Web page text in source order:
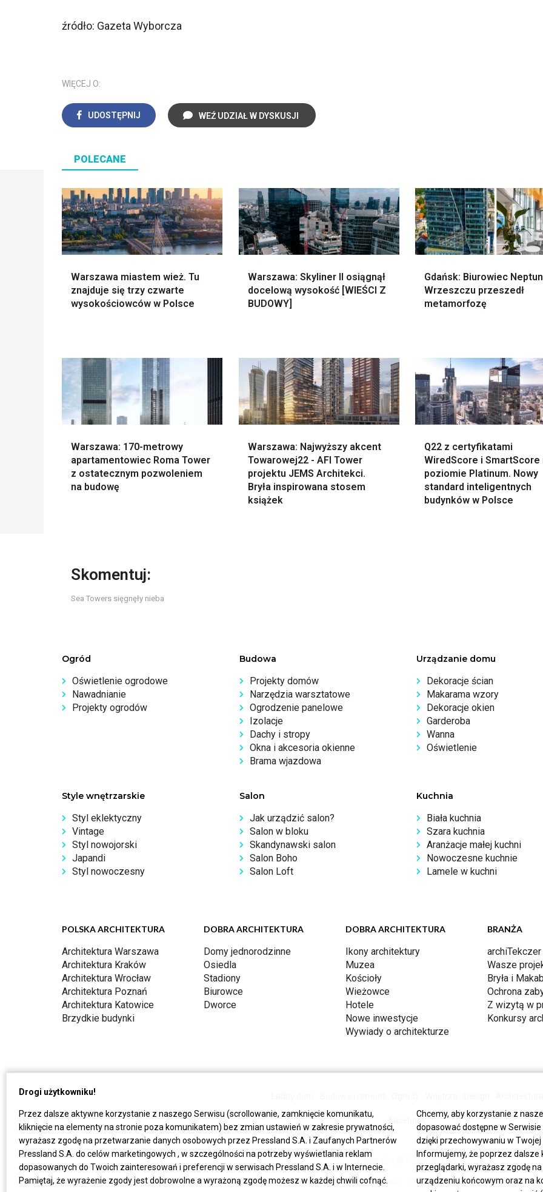
źródło: Gazeta Wyborcza
WIĘCEJ O:
UDOSTĘPNIJ WEŹ UDZIAŁ W DYSKUSJI
POLECANE
Warszawa miastem wież. Tu
znajduje się trzy czwarte
wysokościowców w Polsce
Warszawa: Skyliner II osiągnął
docelową wysokość [WIEŚCI Z
BUDOWY]
Gdańsk: Biurowiec
Wrzeszczu przeszedł
metamorfozę
Warszawa: 170-metrowy
apartamentowiec Roma Tower
z ostatecznym pozwoleniem
na budowę
Warszawa: Najwyższy akcent
Towarowej22 - AFI Tower
projektu JEMS Architekci.
Bryła inspirowana stosem
książek
Q22 z certyfikatami
WiredScore i SmartScore
poziomie Platinum. Nowy
standard inteligentnych
budynków w Polsce
Skomentuj:
Sea Towers sięgnęły nieba
Ogród
Oświetlenie ogrodowe
Nawadnianie
Projekty ogrodów
Budowa
Projekty domów
Narzędzia warsztatowe
Ogrodzenie panelowe
Izolacje
Dachy i stropy
Okna i akcesoria okienne
Brama wjazdowa
Urządzanie domu
Dekoracje ścian
Makarama wzory
Dekoracje okien
Garderoba
Wanna
Oświetlenie
Style wnętrzarskie
Styl eklektyczny
Vintage
Styl nowojorski
Japandi
Styl nowoczesny
Salon
Jak urządzić salon?
Salon w bloku
Skandynawski salon
Salon Boho
Salon Loft
Kuchnia
Biała kuchnia
Szara kuchnia
Aranżacje małej kuchni
Nowoczesne kuchnie
Lamele w kuchni
POLSKA ARCHITEKTURA
Architektura Warszawa
Architektura Kraków
Architektura Wrocław
Architektura Poznań
Architektura Katowice
Brzydkie budynki
DOBRA ARCHITEKTURA
Domy jednorodzinne
Osiedla
Stadiony
Biurowce
Dworce
DOBRA ARCHITEKTURA
Ikony architektury
Muzea
Kościoły
Wieżowce
Hotele
Nowe inwestycje
Wywiady o architekturze
BRANŻA
Wasze
Bryła i
Ochrona
Z wizytą w
Konkursy
Copyright © Pressland SA
O Nas Reklama Prywatność Regulamin Wszystkie artykuły
Drogi użytkowniku!
Przez dalsze aktywne korzystanie z naszego Serwisu (scrollowanie, zamknięcie komunikatu,
kliknięcie na elementy na stronie poza komunikatem) bez zmian ustawień w zakresie prywatności,
wyrażasz zgodę na przetwarzanie danych osobowych przez Pressland S.A. i Zaufanych Partnerów
Pressland S.A. do celów marketingowych , w szczególności na potrzeby wyświetlania reklam
dopasowanych do Twoich zainteresowań i preferencji w serwisach Pressland S.A. i w Internecie.
Pamiętaj, że wyrażenie zgody jest dobrowolne a wyrażoną zgodę możesz w każdej chwili cofnąć.
Chcemy, aby korzystanie z
dopasować dostępne w
dzięki przechowywaniu w
Informujemy, że poprzez
przeglądarki, wyrażasz zgodę
urządzeniu końcowym oraz na